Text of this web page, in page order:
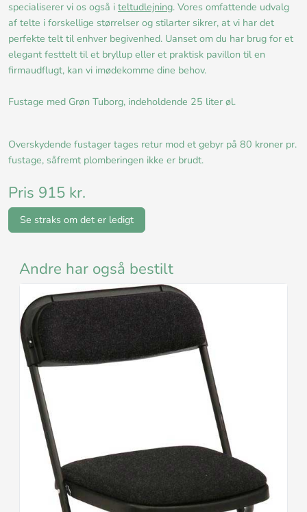
specialiserer vi os også i teltudlejning. Vores omfattende udvalg
af telte i forskellige størrelser og stilarter sikrer, at vi har det
perfekte telt til enhver begivenhed. Uanset om du har brug for et
elegant festtelt til et bryllup eller et praktisk pavillon til en
firmaudflugt, kan vi imødekomme dine behov.
Fustage med Grøn Tuborg, indeholdende 25 liter øl.
Overskydende fustager tages retur mod et gebyr på 80 kroner pr.
fustage, såfremt plomberingen ikke er brudt.
Pris 915 kr.
Se straks om det er ledigt
Andre har også bestilt